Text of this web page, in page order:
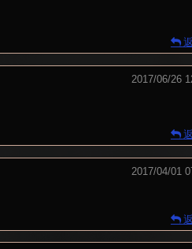
2017/06/26
2017/04/01